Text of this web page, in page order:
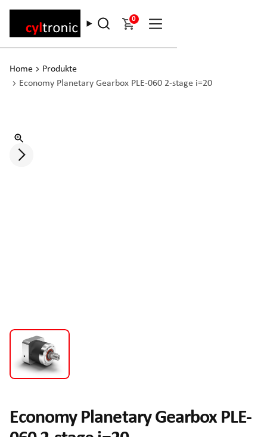
0
Home
Produkte
Economy Planetary Gearbox PLE-060 2-stage i=20
Economy Planetary Gearbox PLE-